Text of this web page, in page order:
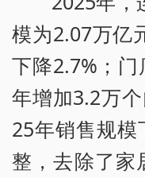
模为2.07万亿
下降2.7%；
年增加3.2万
25年销售规
整，去除了家